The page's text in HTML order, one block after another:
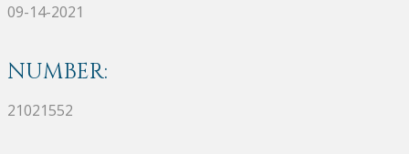
09-14-2021
NUMBER:
21021552